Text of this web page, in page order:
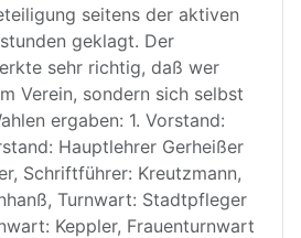
seitens der aktiven
geklagt. Der
sehr richtig, daß wer
Verein, sondern sich selbst
ergaben: 1. Vorstand:
Hauptlehrer Gerheißer
Schriftführer: Kreutzmann,
Turnwart: Stadtpfleger
Keppler, Frauenturnwart